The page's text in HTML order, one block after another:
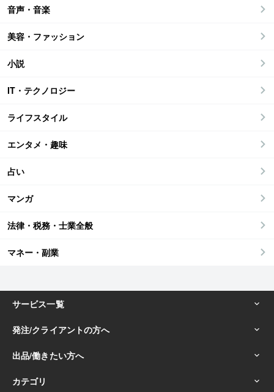
音声・音楽
美容・ファッション
小説
IT・テクノロジー
ライフスタイル
エンタメ・趣味
占い
マンガ
法律・税務・士業全般
マネー・副業